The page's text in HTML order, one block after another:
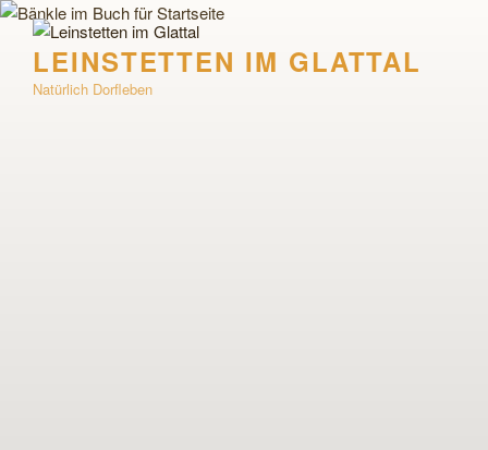
Zum
Inhalt
springenLEINSTETTEN IM GLATTAL
Natürlich Dorfleben